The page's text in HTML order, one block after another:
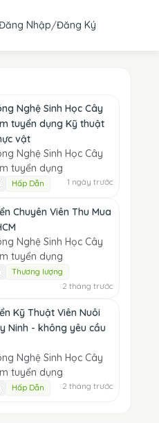
Nhập/Đăng Ký
Nghệ Sinh Học Cây
tuyển dụng Kỹ thuật
vật
Nghệ Sinh Học Cây
tuyển dụng
Hấp Dẫn 1 ngày trước
Chuyên Viên Thu Mua
Nghệ Sinh Học Cây
tuyển dụng
Thương lượng
2 tháng trước
Kỹ Thuật Viên Nuôi
Ninh - không yêu cầu
Nghệ Sinh Học Cây
tuyển dụng
Hấp Dẫn 2 tháng trước